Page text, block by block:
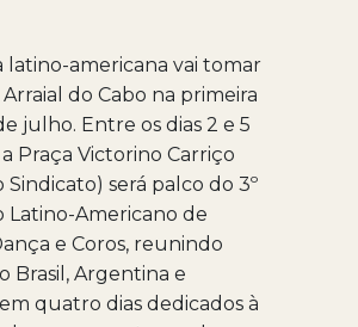
americana vai tomar
do Cabo na primeira
julho. Entre os dias 2 e 5
Praça Victorino Carriço
Sindicato) será palco do 3º
Latino-Americano de
e Coros, reunindo
Brasil, Argentina e
quatro dias dedicados à